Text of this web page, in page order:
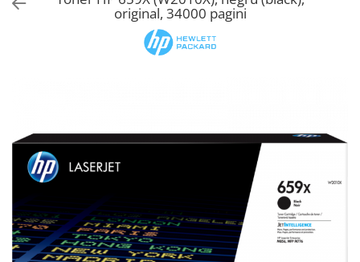
Consumabile imprimanta
Tonere
Capete imprimare
Cartuse inkjet si cerneala
original, 34000 pagini